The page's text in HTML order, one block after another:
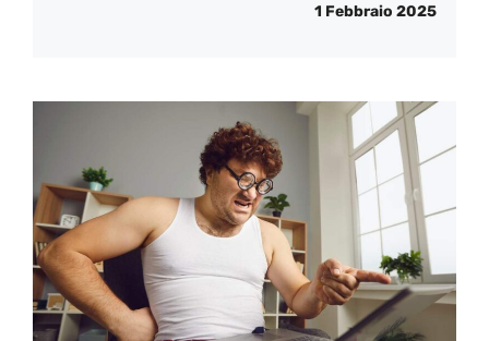
1 Febbraio 2025